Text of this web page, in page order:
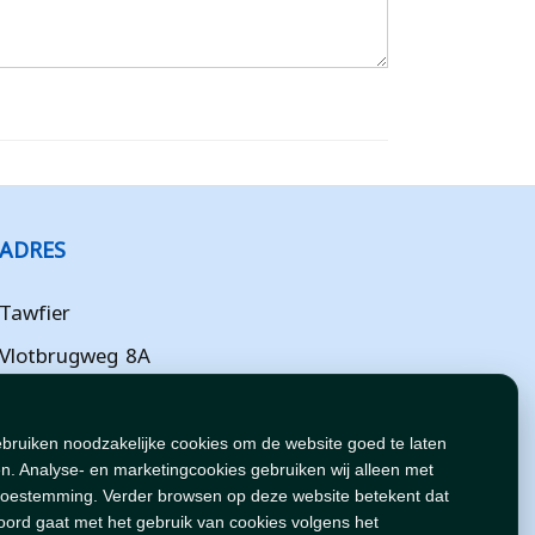
noodzakelijke cookies om de website goed te laten
Analyse- en marketingcookies gebruiken wij alleen met
Verder browsen op deze website betekent dat
gaat met het gebruik van cookies volgens het
ADRES
Tawfier
Vlotbrugweg 8A
Flevoland
NL